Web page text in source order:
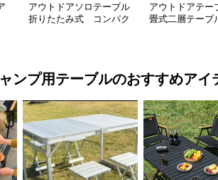
アウトドアソロテーブル
折りたたみ式 コンパク
アウトドアテー
畳式二層テーブ
ンプ用テーブルのおすすめアイ